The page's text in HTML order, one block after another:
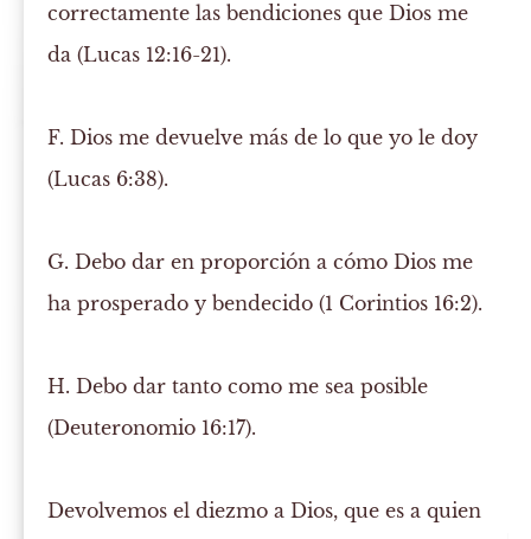
correctamente las bendiciones que Dios me
da (Lucas 12:16-21).
F. Dios me devuelve más de lo que yo le doy
(Lucas 6:38).
G. Debo dar en proporción a cómo Dios me
ha prosperado y bendecido (1 Corintios 16:2).
H. Debo dar tanto como me sea posible
(Deuteronomio 16:17).
Devolvemos el diezmo a Dios, que es a quien